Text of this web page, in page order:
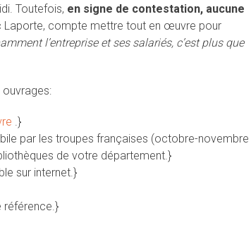
Toutefois, en signe de contestation, aucune
Laporte, compte mettre tout en œuvre pour
l’entreprise et ses salariés, c’est plus que
.}
par les troupes françaises (octobre-novembre
de votre département.}
sur internet.}
référence.}